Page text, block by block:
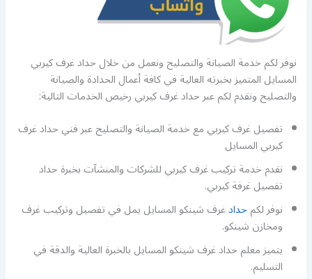
نوفر لكم خدمة الصيانة والتصليح ونعمل من خلال حداد غرف كيربي
المسايل المتميز بخبرته العالية في كافة أعمال الحدادة والصيانة
والتصليح ونقدم لكم عبر حداد غرف كيربي رخيص الخدمات التالية:
تفصيل غرف كيربي مع خدمة الصيانة والتصليح عبر فني حداد غرف
كيربي المسايل
نقدم خدمة تركيب غرف كيربي للشركات والمنشآت بخبرة حداد
تفصيل غرفة كيربي.
نوفر لكمحدادغرف شينكو المسايل يمل في تفصيل وتركيب غرف
ومخازن شينكو.
يتميز معلم حداد غرف شينكو المسايل بالخبرة العالية والدقة في
التسليم.